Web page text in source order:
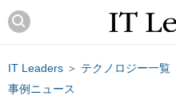
IT Leaders ＞ テクノロジー一覧
事例ニュース